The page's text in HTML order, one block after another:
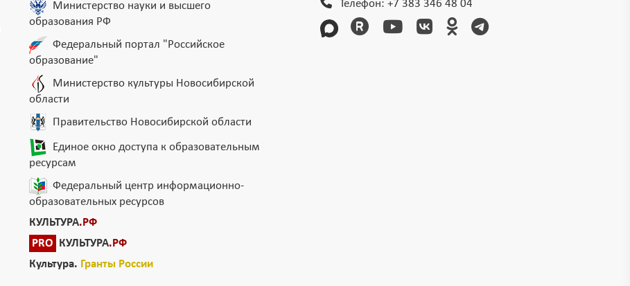
Министерство науки и высшего
образования РФ
Федеральный портал "Российское
образование"
Министерство культуры Новосибирской
области
Правительство Новосибирской области
Единое окно доступа к образовательным
ресурсам
Федеральный центр информационно-
образовательных ресурсов
КУЛЬТУРА.РФ
PRO
КУЛЬТУРА.РФ
Культура. Гранты России
Телефон: +7 383 346 48 04